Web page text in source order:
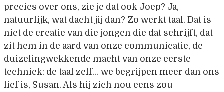
precies over ons, zie je dat ook Joep? Ja,
natuurlijk, wat dacht jij dan? Zo werkt taal. Dat is
niet de creatie van die jongen die dat schrijft, dat
zit hem in de aard van onze communicatie, de
duizelingwekkende macht van onze eerste
techniek: de taal zelf… we begrijpen meer dan ons
lief is, Susan. Als hij zich nou eens zou